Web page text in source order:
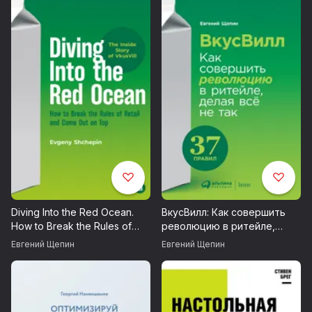
благо компании. И наконец, разберетесь в том, как
построить компанию с сервисом, в который влюбляются
и который искренне рекомендуют.
Diving Into the Red Ocean.
How to Break the Rules of
Retail and Come Out on Top
Евгений Щепин
ВкусВилл: Как совершить
революцию в ритейле,
делая всё не так
Евгений Щепин